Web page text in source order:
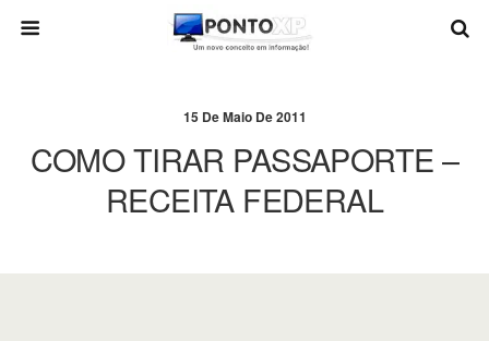
15 De Maio De 2011
COMO TIRAR PASSAPORTE –
RECEITA FEDERAL